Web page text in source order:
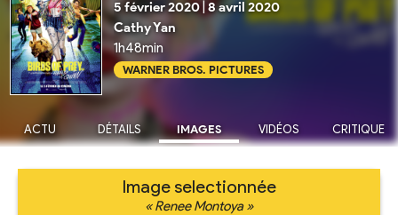
5 février 2020 8 avril 2020
Cathy Yan
1h48min
WARNER BROS. PICTURES
ACTU DÉTAILS IMAGES VIDÉOS CRITIQUE
Image selectionnée
« Renee Montoya »